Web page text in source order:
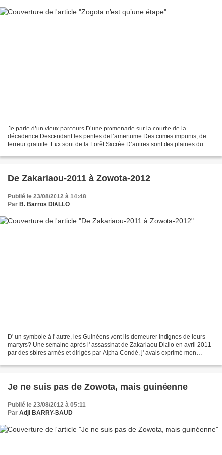
Je parle d’un vieux parcours D’une promenade sur la courbe de la
décadence Descendant les pentes de l’amertume Des crimes impunis, de
terreur gratuite. Eux sont de la Forêt Sacrée D’autres sont des plaines du
De Zakariaou-2011 à Zowota-2012
Publié le 23/08/2012 à 14:48
Par B. Barros DIALLO
D' un symbole à l' autre, les Guinéens vont ils demeurer indignes de leurs
martyrs? Une semaine après l' assassinat de Zakariaou Diallo en avril 2011
par des sbires armés et dirigés par Alpha Condé, j' avais exprimé mon
Je ne suis pas de Zowota, mais guinéenne
Publié le 23/08/2012 à 05:11
Par Adji BARRY-BAUD